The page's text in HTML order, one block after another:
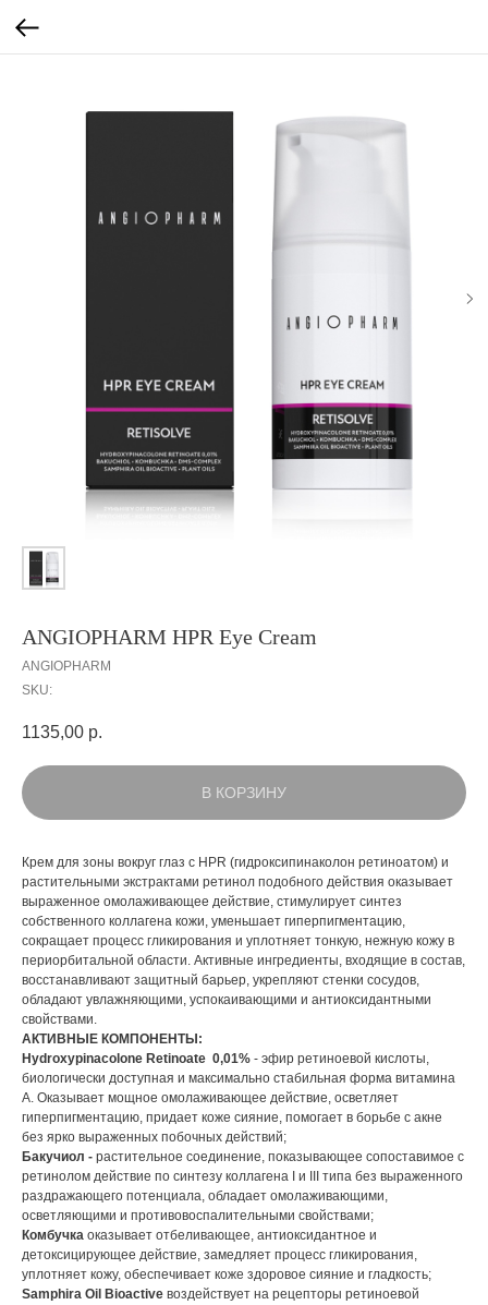
ANGIOPHARM HPR Eye Cream
ANGIOPHARM
SKU:
1135,00 р.
В КОРЗИНУ
Крем для зоны вокруг глаз с HPR (гидроксипинаколон ретиноатом) и
растительными экстрактами ретинол подобного действия оказывает
выраженное омолаживающее действие, стимулирует синтез
собственного коллагена кожи, уменьшает гиперпигментацию,
сокращает процесс гликирования и уплотняет тонкую, нежную кожу в
периорбитальной области. Активные ингредиенты, входящие в состав,
восстанавливают защитный барьер, укрепляют стенки сосудов,
обладают увлажняющими, успокаивающими и антиоксидантными
свойствами.
АКТИВНЫЕ КОМПОНЕНТЫ:
Hydroxypinacolone Retinoate 0,01% - эфир ретиноевой кислоты,
биологически доступная и максимально стабильная форма витамина
А. Оказывает мощное омолаживающее действие, осветляет
гиперпигментацию, придает коже сияние, помогает в борьбе с акне
без ярко выраженных побочных действий;
Бакучиол - растительное соединение, показывающее сопоставимое с
ретинолом действие по синтезу коллагена I и III типа без выраженного
раздражающего потенциала, обладает омолаживающими,
осветляющими и противовоспалительными свойствами;
Комбучка оказывает отбеливающее, антиоксидантное и
детоксицирующее действие, замедляет процесс гликирования,
уплотняет кожу, обеспечивает коже здоровое сияние и гладкость;
Samphira Oil Bioactive воздействует на рецепторы ретиноевой